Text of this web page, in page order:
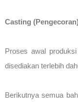
Casting
Proses awal
disediakan terlebih
Berikutnya semua